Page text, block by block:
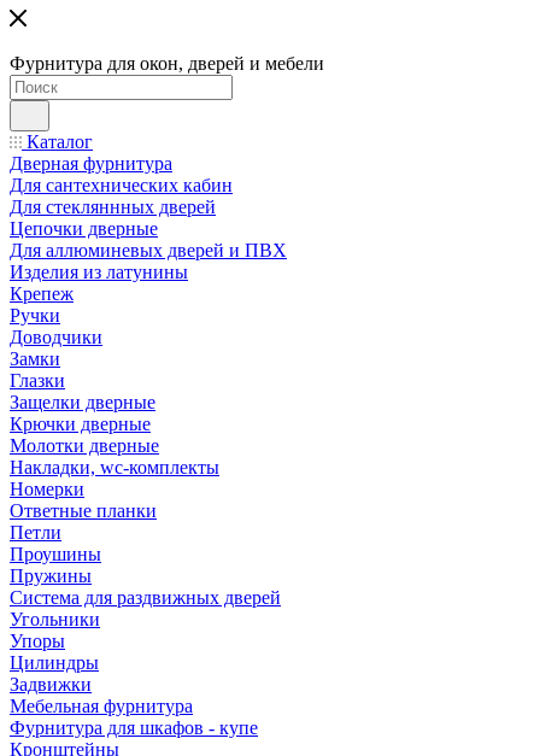
Фурнитура для окон, дверей и мебели
Каталог
Дверная фурнитура
Для сантехнических кабин
Для стекляннных дверей
Цепочки дверные
Для аллюминевых дверей и ПВХ
Изделия из латунины
Крепеж
Ручки
Доводчики
Замки
Глазки
Защелки дверные
Крючки дверные
Молотки дверные
Накладки, wc-комплекты
Номерки
Ответные планки
Петли
Проушины
Пружины
Система для раздвижных дверей
Угольники
Упоры
Цилиндры
Задвижки
Мебельная фурнитура
Фурнитура для шкафов - купе
Кронштейны